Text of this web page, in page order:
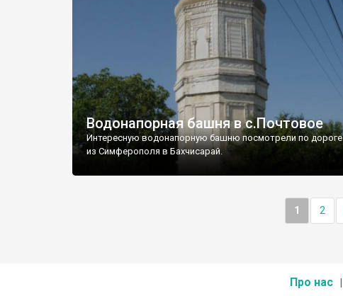
Водонапорная башня в с.Почтовое
Интересную водонапорную башню посмотрели по дороге
из Симферополя в Бахчисарай.
1 2
Про нас